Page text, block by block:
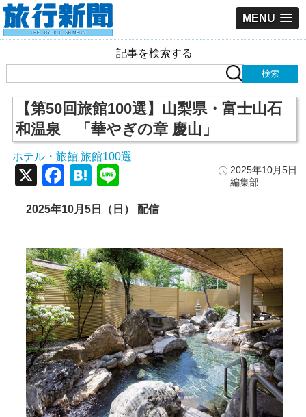
MENU
記事を検索する
【第50回旅館100選】山梨県・富士山石
和温泉 「華やぎの章 慶山」
ホテル・旅館 旅館100選
2025年10月5日
編集部
X Facebook
Hatena
2025年10月5日（日） 配信